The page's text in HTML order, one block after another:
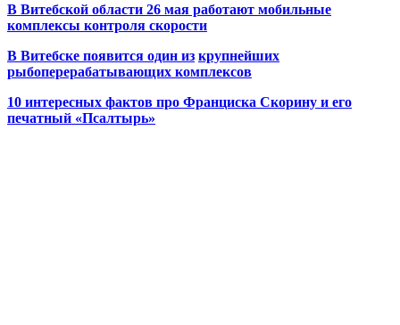
В Витебской области 26 мая работают мобильные
комплексы контроля скорости
В Витебске появится один из крупнейших
рыбоперерабатывающих комплексов
10 интересных фактов про Франциска Скорину и его
печатный «Псалтырь»